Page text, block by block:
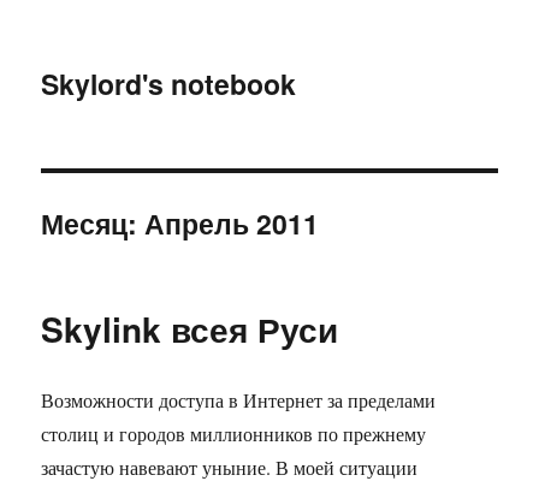
Skylord's notebook
Месяц:Апрель 2011
Skylink всея Руси
Возможности доступа в Интернет за пределами
столиц и городов миллионников по прежнему
зачастую навевают уныние. В моей ситуации